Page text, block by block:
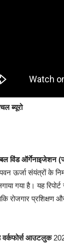
ब्यूरो
विंड ऑर्गेनाइजेशन
ऊर्जा संयंत्रों के
लगाया गया है। यह
रोजगार
वर्कफोर्स आउटलुक